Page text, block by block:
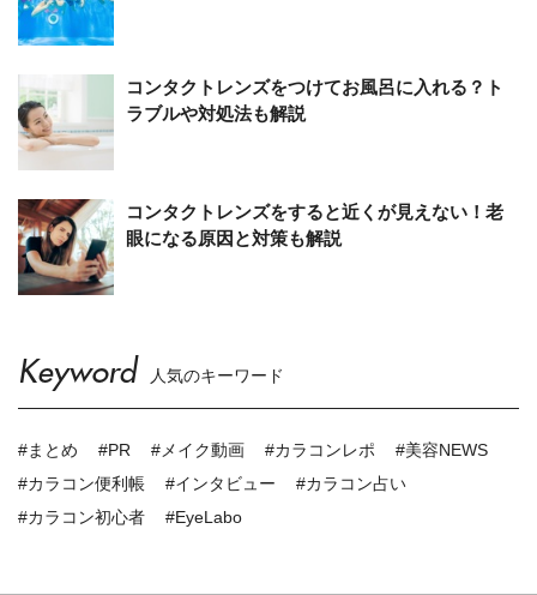
コンタクトレンズをつけてお風呂に入れる？ト
ラブルや対処法も解説
コンタクトレンズをすると近くが見えない！老
眼になる原因と対策も解説
Keyword 人気のキーワード
#まとめ #PR #メイク動画 #カラコンレポ
#美容NEWS
#カラコン便利帳
#インタビュー
#カラコン占い
#カラコン初心者
#EyeLabo